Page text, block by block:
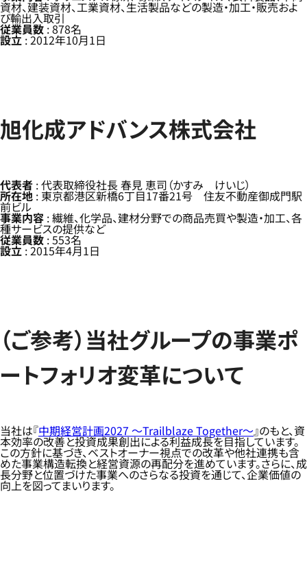
資材、建装資材、工業資材、生活製品などの製造・加工・販売およ
び輸出入取引
従業員数 : 878名
設立: 2012年10月1日
旭化成アドバンス株式会社
代表者 : 代表取締役社長 春見 恵司（かすみ けいじ）
所在地 : 東京都港区新橋6丁目17番21号 住友不動産御成門駅
前ビル
事業内容 : 繊維、化学品、建材分野での商品売買や製造・加工、各
種サービスの提供など
従業員数 : 553名
設立: 2015年4月1日
（ご参考）当社グループの事業ポ
ートフォリオ変革について
当社は『中期経営計画2027 ～Trailblaze Together～』のもと、資
本効率の改善と投資成果創出による利益成長を目指しています。
この方針に基づき、ベストオーナー視点での改革や他社連携も含
めた事業構造転換と経営資源の再配分を進めています。さらに、成
長分野と位置づけた事業へのさらなる投資を通じて、企業価値の
向上を図ってまいります。